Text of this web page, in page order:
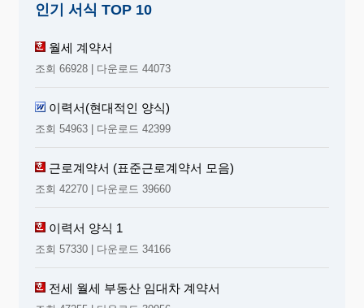
인기 서식 TOP 10
월세 계약서
조회 66928 | 다운로드 44073
이력서(현대적인 양식)
조회 54963 | 다운로드 42399
근로계약서 (표준근로계약서 모음)
조회 42270 | 다운로드 39660
이력서 양식 1
조회 57330 | 다운로드 34166
전세 월세 부동산 임대차 계약서